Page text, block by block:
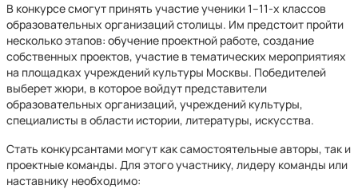
В конкурсе смогут принять участие ученики 1–11-х классов
образовательных организаций столицы. Им предстоит пройти
несколько этапов: обучение проектной работе, создание
собственных проектов, участие в тематических мероприятиях
на площадках учреждений культуры Москвы. Победителей
выберет жюри, в которое войдут представители
образовательных организаций, учреждений культуры,
специалисты в области истории, литературы, искусства.
Стать конкурсантами могут как самостоятельные авторы, так и
проектные команды. Для этого участнику, лидеру команды или
наставнику необходимо: